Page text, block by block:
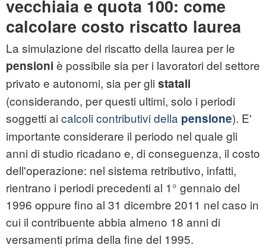
vecchiaia e quota 100: come
calcolare costo riscatto laurea
La simulazione del riscatto della laurea per le
pensioni è possibile sia per i lavoratori del settore
privato e autonomi, sia per gli statali
(considerando, per questi ultimi, solo i periodi
soggetti ai calcoli contributivi della pensione). E'
importante considerare il periodo nel quale gli
anni di studio ricadano e, di conseguenza, il costo
dell'operazione: nel sistema retributivo, infatti,
rientrano i periodi precedenti al 1° gennaio del
1996 oppure fino al 31 dicembre 2011 nel caso in
cui il contribuente abbia almeno 18 anni di
versamenti prima della fine del 1995.